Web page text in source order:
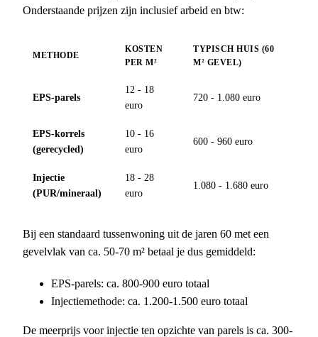
Onderstaande prijzen zijn inclusief arbeid en btw:
METHODE
KOSTEN
PER M²
TYPISCH HUIS (60
M² GEVEL)
EPS-parels
12 - 18
euro
720 - 1.080 euro
EPS-korrels
(gerecycled)
10 - 16
euro
600 - 960 euro
Injectie
(PUR/mineraal)
18 - 28
euro
1.080 - 1.680 euro
Bij een standaard tussenwoning uit de jaren 60 met een
gevelvlak van ca. 50-70 m² betaal je dus gemiddeld:
EPS-parels: ca. 800-900 euro totaal
Injectiemethode: ca. 1.200-1.500 euro totaal
De meerprijs voor injectie ten opzichte van parels is ca. 300-